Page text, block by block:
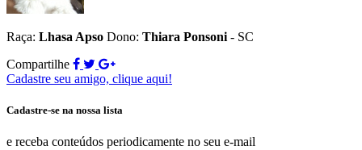
Raça: Lhasa Apso Dono: Thiara Ponsoni - SC
Compartilhe
Cadastre seu amigo, clique aqui!
Cadastre-se na nossa lista
e receba conteúdos periodicamente no seu e-mail